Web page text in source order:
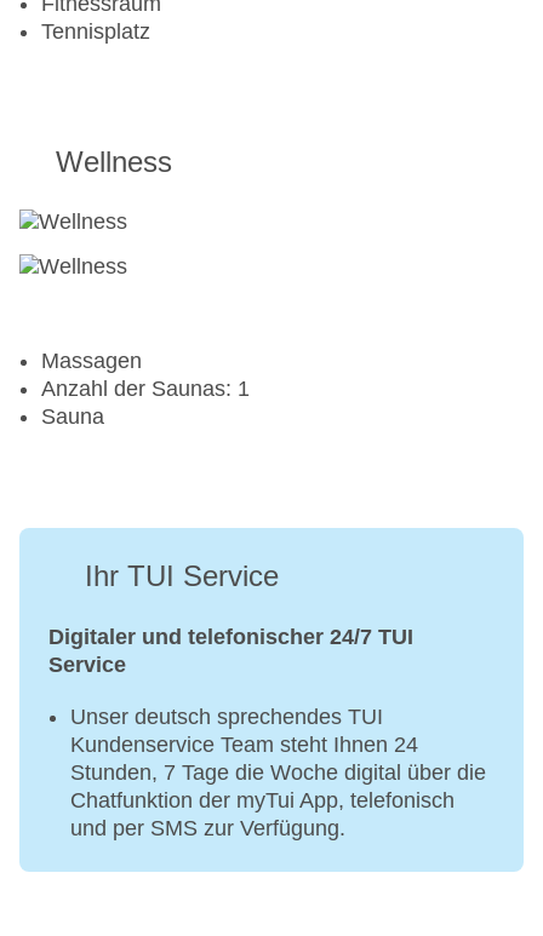
Tennisplatz
Wellness
Massagen
Anzahl der Saunas: 1
Sauna
Ihr TUI Service
Digitaler und telefonischer 24/7 TUI
Service
Unser deutsch sprechendes TUI
Kundenservice Team steht Ihnen 24
Stunden, 7 Tage die Woche digital über die
Chatfunktion der myTui App, telefonisch
und per SMS zur Verfügung.